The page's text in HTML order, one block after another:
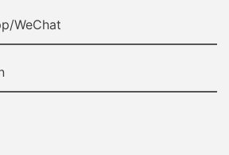
WeChat